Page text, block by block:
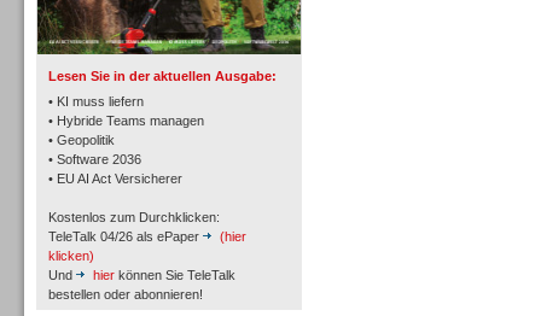
Lesen Sie in der aktuellen Ausgabe:
• KI muss liefern
• Hybride Teams managen
• Geopolitik
• Software 2036
• EU AI Act Versicherer
Kostenlos zum Durchklicken:
TeleTalk 04/26 als ePaper
(hier
klicken)
Und
hier können Sie TeleTalk
bestellen oder abonnieren!
TK- und ACD-Systeme
Workforce-Management